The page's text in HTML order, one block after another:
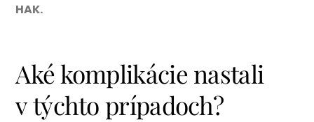
HAK.
Aké komplikácie nastali
v týchto prípadoch?